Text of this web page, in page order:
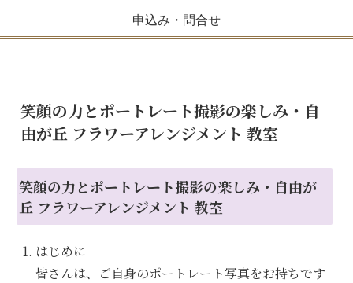
申込み・問合せ
笑顔の力とポートレート撮影の楽しみ・自
由が丘 フラワーアレンジメント 教室
笑顔の力とポートレート撮影の楽しみ・自由が
丘 フラワーアレンジメント 教室
はじめに
皆さんは、ご自身のポートレート写真をお持ちです